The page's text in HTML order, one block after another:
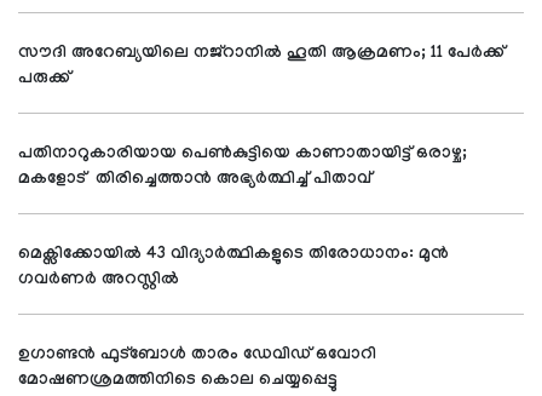
സൗദി അറേബ്യയിലെ നജ്റാനില്‍ ഹൂതി ആക്രമണം; 11 പേര്‍ക്ക്
പരുക്ക്
പതിനാറുകാരിയായ പെണ്‍കുട്ടിയെ കാണാതായിട്ട് ഒരാഴ്ച;
മകളോട് തിരിച്ചെത്താന്‍ അഭ്യര്‍ത്ഥിച്ച് പിതാവ്
മെക്സിക്കോയില്‍ 43 വിദ്യാര്‍ത്ഥികളുടെ തിരോധാനം: മുന്‍
ഗവര്‍ണര്‍ അറസ്റ്റില്‍
ഉഗാണ്ടന്‍ ഫുട്‌ബോള്‍ താരം ഡേവിഡ് ഒവോറി
മോഷണശ്രമത്തിനിടെ കൊല ചെയ്യപ്പെട്ടു